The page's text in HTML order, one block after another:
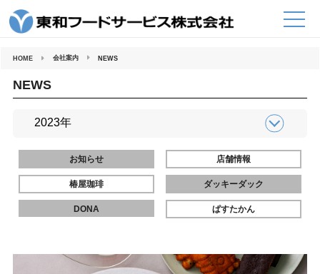
HOME 会社案内 NEWS
NEWS
お知らせ 店舗情報
椿屋珈琲 ダッキーダック
DONA ぱすたかん